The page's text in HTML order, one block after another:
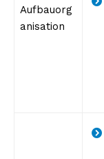
Aufbauorg
anisation